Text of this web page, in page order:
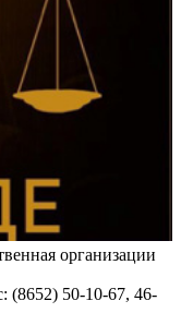
организации
(8652) 50-10-67, 46-